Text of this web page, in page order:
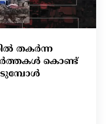
തകര്‍ന്ന
കൊണ്ട്